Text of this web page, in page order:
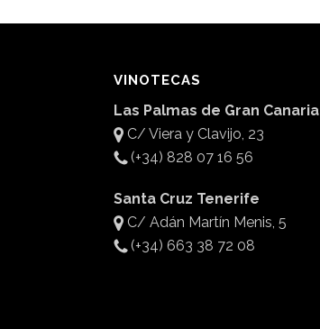
VINOTECAS
Las Palmas de Gran Canaria
C/ Viera y Clavijo, 23
(+34) 828 07 16 56
Santa Cruz Tenerife
C/ Adán Martín Menis, 5
(+34) 663 38 72 08